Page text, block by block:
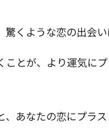
驚くような恋の出会
ことが、より運気に
あなたの恋にプラス